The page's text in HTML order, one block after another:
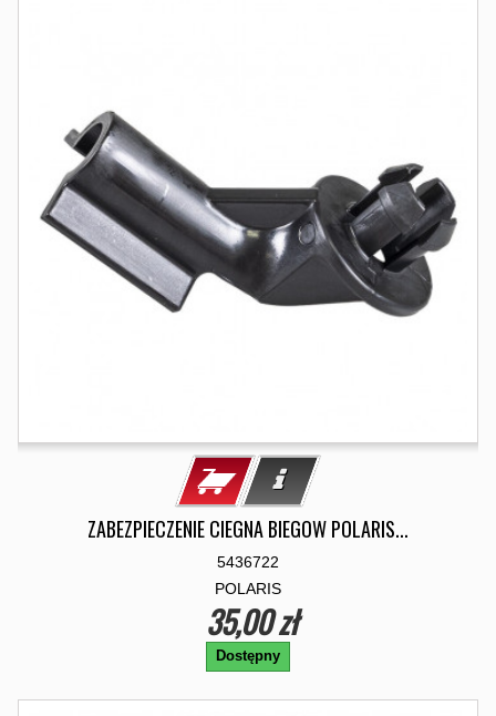
ZABEZPIECZENIE CIEGNA BIEGOW POLARIS...
5436722
POLARIS
35,00 zł
Dostępny